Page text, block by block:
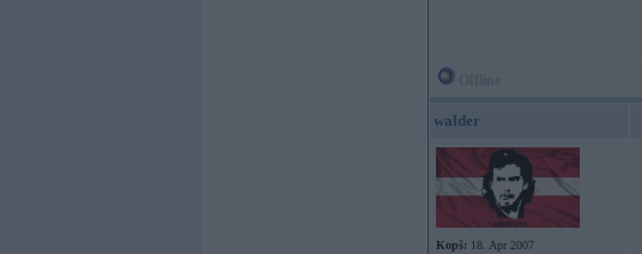
walder
Kopš: 18. Apr 2007